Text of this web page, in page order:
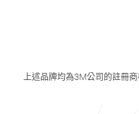
上述品牌均為3M公司的註冊商